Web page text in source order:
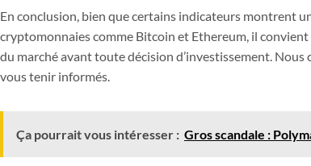
En conclusion, bien que certains indicateurs montrent
cryptomonnaies comme Bitcoin et Ethereum, il
du marché avant toute décision d’investissement.
vous tenir informés.
Ça pourrait vous intéresser : Gros scandale :